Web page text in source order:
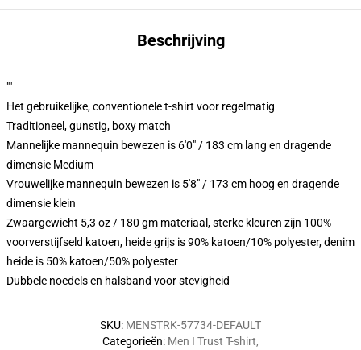
Beschrijving
""
Het gebruikelijke, conventionele t-shirt voor regelmatig
Traditioneel, gunstig, boxy match
Mannelijke mannequin bewezen is 6'0" / 183 cm lang en dragende
dimensie Medium
Vrouwelijke mannequin bewezen is 5'8" / 173 cm hoog en dragende
dimensie klein
Zwaargewicht 5,3 oz / 180 gm materiaal, sterke kleuren zijn 100%
voorverstijfseld katoen, heide grijs is 90% katoen/10% polyester, denim
heide is 50% katoen/50% polyester
Dubbele noedels en halsband voor stevigheid
SKU: MENSTRK-57734-DEFAULT
Categorieën: Men I Trust T-shirt,